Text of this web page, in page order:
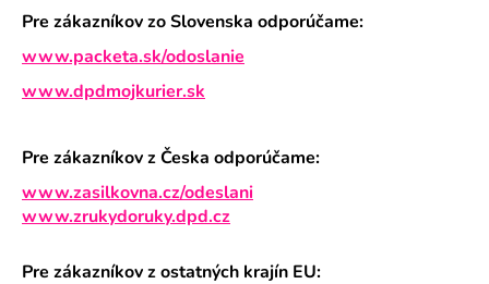
Pre zákazníkov zo Slovenska odporúčame:
www.packeta.sk/odoslanie
www.dpdmojkurier.sk
Pre zákazníkov z Česka odporúčame:
www.zasilkovna.cz/odeslani
www.zrukydoruky.dpd.cz
Pre zákazníkov z ostatných krajín EU: